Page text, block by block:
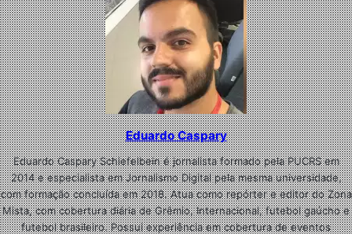
Eduardo Caspary
Eduardo Caspary Schiefelbein é jornalista formado pela PUCRS em
2014 e especialista em Jornalismo Digital pela mesma universidade,
com formação concluída em 2018. Atua como repórter e editor do Zona
Mista, com cobertura diária de Grêmio, Internacional, futebol gaúcho e
futebol brasileiro. Possui experiência em cobertura de eventos